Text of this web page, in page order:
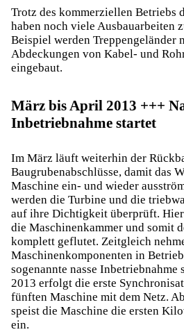
Trotz des kommerziellen Betriebs
haben noch viele Ausbauarbeiten
Beispiel werden Treppengeländer
Abdeckungen von Kabel- und
eingebaut.
März bis April 2013 +++
Inbetriebnahme startet
Im März läuft weiterhin der
Baugrubenabschlüsse, damit das
Maschine ein- und wieder
werden die Turbine und die
auf ihre Dichtigkeit überprüft.
die Maschinenkammer und somit
komplett geflutet. Zeitgleich
Maschinenkomponenten in
sogenannte nasse Inbetriebnahme
2013 erfolgt die erste
fünften Maschine mit dem Netz.
speist die Maschine die ersten
ein.